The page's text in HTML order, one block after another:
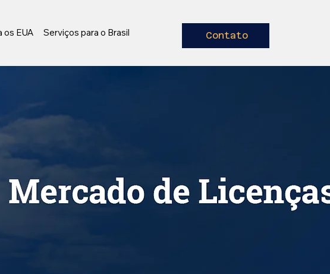
os EUA Serviços para o Brasil Contato